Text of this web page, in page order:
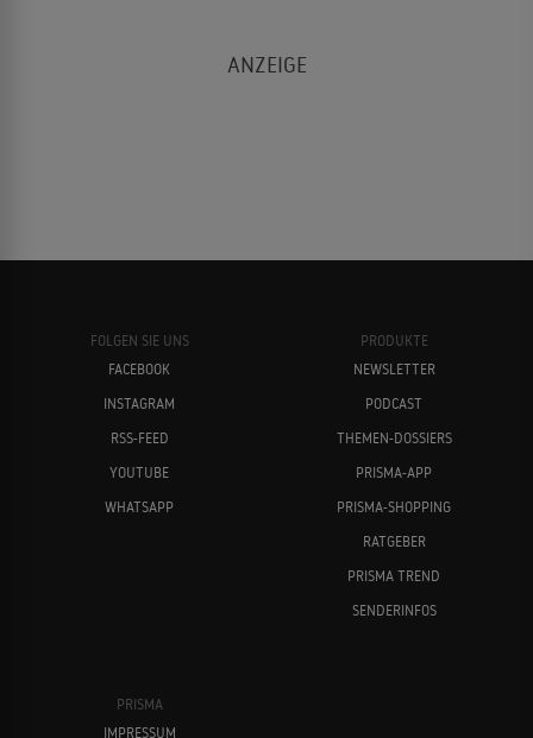
FOLGEN SIE UNS
FACEBOOK
INSTAGRAM
RSS-FEED
YOUTUBE
WHATSAPP
PRODUKTE
NEWSLETTER
PODCAST
THEMEN-DOSSIERS
PRISMA-APP
PRISMA-SHOPPING
RATGEBER
PRISMA TREND
SENDERINFOS
PRISMA
IMPRESSUM